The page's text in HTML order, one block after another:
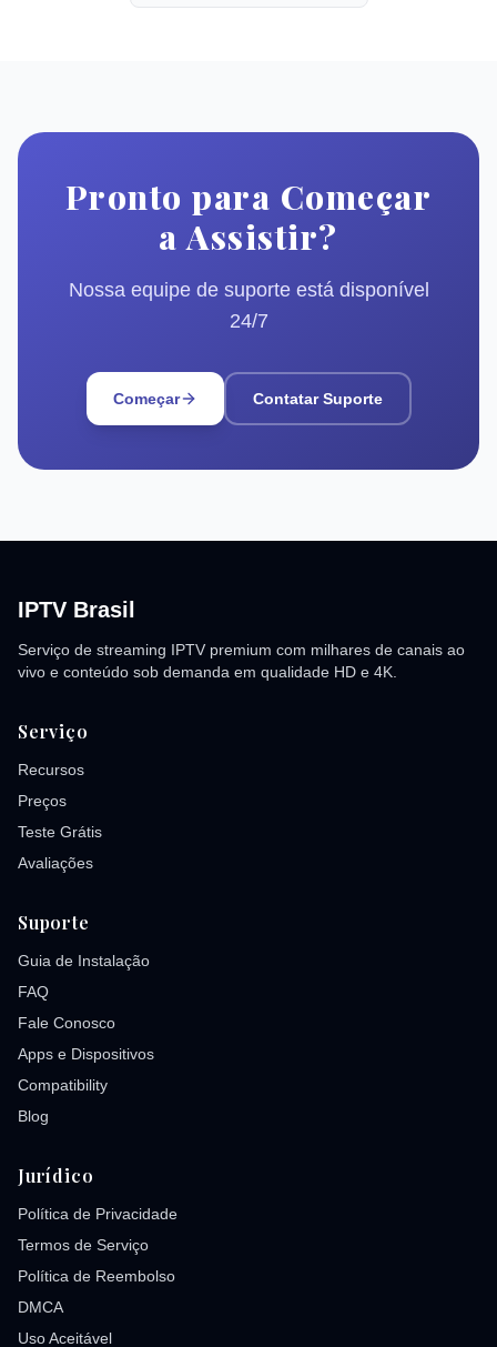
Pronto para Começar
a Assistir?
Nossa equipe de suporte está disponível
24/7
Começar Contatar Suporte
IPTV Brasil
Serviço de streaming IPTV premium com milhares de canais ao
vivo e conteúdo sob demanda em qualidade HD e 4K.
Serviço
Recursos
Preços
Teste Grátis
Avaliações
Suporte
Guia de Instalação
FAQ
Fale Conosco
Apps e Dispositivos
Compatibility
Blog
Jurídico
Política de Privacidade
Termos de Serviço
Política de Reembolso
DMCA
Uso Aceitável